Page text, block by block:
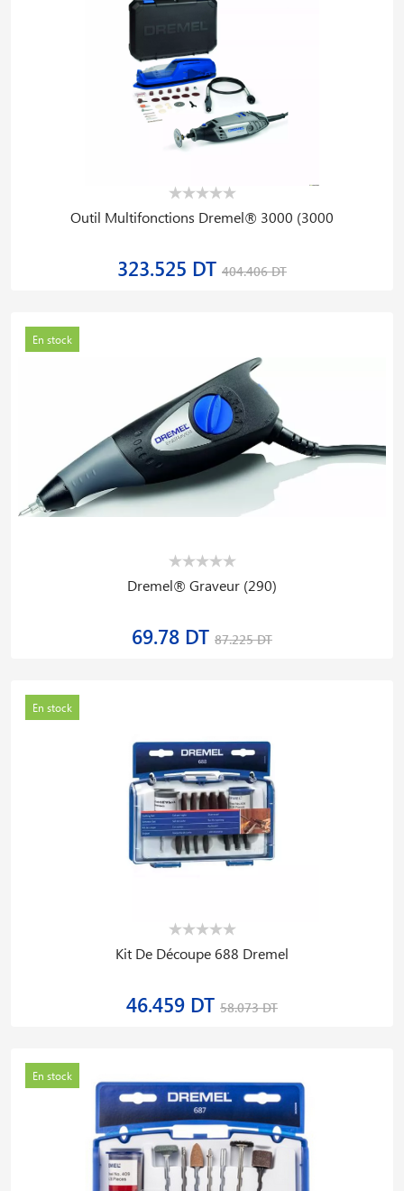
Outil Multifonctions Dremel® 3000 (3000
323.525 DT 404.406 DT
En stock
Dremel® Graveur (290)
69.78 DT 87.225 DT
En stock
Kit De Découpe 688 Dremel
46.459 DT 58.073 DT
En stock